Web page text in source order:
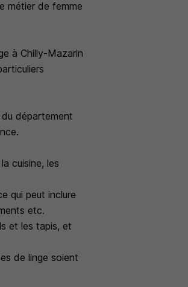
métier de femme
à Chilly-Mazarin
département
cuisine, les
qui peut inclure
etc.
et les tapis, et
de linge soient